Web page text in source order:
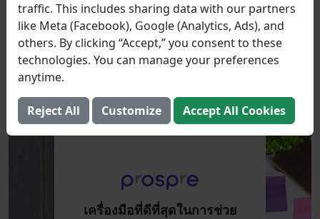
เครื่องมือที่ดีที่สุดในการช่วย
วางแผนมื้ออาหารแบบมาโคร
1 ธันวาคม 2021 (อัปเดต: 2 สิงหาคม 2025)
เครื่องมือที่ดีที่สุดในการช่วย
traffic. This includes sharing data with our partners
like Meta (Facebook), Google (Analytics, Ads), and
others. By clicking “Accept,” you consent to these
technologies. You can manage your preferences
anytime.
Reject All Customize Accept All Cookies